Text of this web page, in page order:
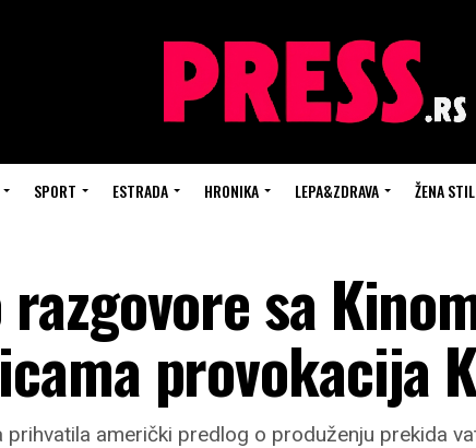
SPORT ESTRADA HRONIKA LEPA&ZDRAVA ŽENA STIL
sa
provokacija
američki predlog o produženju prekida